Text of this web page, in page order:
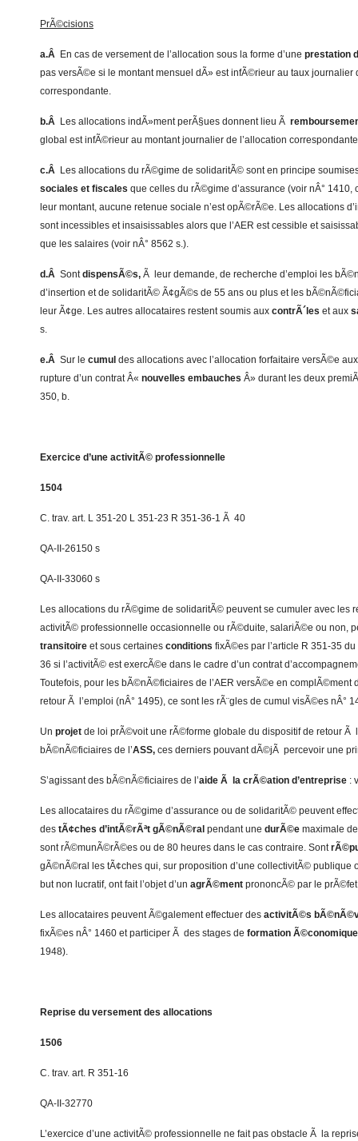
PrÃ©cisions
a.Â En cas de versement de l’allocation sous la forme d’une prestation
pas versÃ©e si le montant mensuel dÃ» est infÃ©rieur au taux journalier
correspondante.
b.Â Les allocations indÃ»ment perÃ§ues donnent lieu Ã
global est infÃ©rieur au montant journalier de l’allocation
c.Â Les allocations du rÃ©gime de solidaritÃ© sont en principe
sociales et fiscales que celles du rÃ©gime d’assurance (voir nÂ° 1410,
leur montant, aucune retenue sociale n’est opÃ©rÃ©e. Les allocations
sont incessibles et insaisissables alors que l’AER est cessible et
que les salaires (voir nÂ° 8562 s.).
d.Â SontdispensÃ©s, Ã leur demande, de recherche d’emploi les
d’insertion et de solidaritÃ© Ã¢gÃ©s de 55 ans ou plus et les
leur Ã¢ge. Les autres allocataires restent soumis aux contrÃ´les et aux
s.
e.Â Sur le cumul des allocations avec l’allocation forfaitaire versÃ©e
rupture d’un contrat Â« nouvelles embauches Â» durant les deux
350, b.
Exercice d’une activitÃ© professionnelle
1504
C. trav. art. L 351-20 L 351-23 R 351-36-1 Ã 40
QA-II-26150 s
QA-II-33060 s
Les allocations du rÃ©gime de solidaritÃ© peuvent se cumuler avec les
activitÃ© professionnelle occasionnelle ou rÃ©duite, salariÃ©e ou non,
transitoire et sous certaines conditions fixÃ©es par l’article R 351-35
36 si l’activitÃ© est exercÃ©e dans le cadre d’un contrat
Toutefois, pour les bÃ©nÃ©ficiaires de l’AER versÃ©e en complÃ©ment
retour Ã l’emploi (nÂ° 1495), ce sont les rÃ¨gles de cumul visÃ©es nÂ°
Un projet de loi prÃ©voit une rÃ©forme globale du dispositif de retour Ã
bÃ©nÃ©ficiaires de l’ASS, ces derniers pouvant dÃ©jÃ percevoir une
S’agissant des bÃ©nÃ©ficiaires de l’aide Ã la crÃ©ation d’entreprise :
Les allocataires du rÃ©gime d’assurance ou de solidaritÃ© peuvent
des tÃ¢ches d’intÃ©rÃªt gÃ©nÃ©ral pendant une durÃ©e maximale
sont rÃ©munÃ©rÃ©es ou de 80 heures dans le cas contraire. Sont
gÃ©nÃ©ral les tÃ¢ches qui, sur proposition d’une collectivitÃ© publique
but non lucratif, ont fait l’objet d’un agrÃ©ment prononcÃ© par le
Les allocataires peuvent Ã©galement effectuer des activitÃ©s
fixÃ©es nÂ° 1460 et participer Ã des stages de formation
1948).
Reprise du versement des allocations
1506
C. trav. art. R 351-16
QA-II-32770
L’exercice d’une activitÃ© professionnelle ne fait pas obstacle Ã la